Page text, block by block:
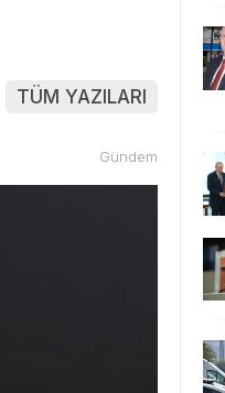
TÜM YAZILARI
Gündem